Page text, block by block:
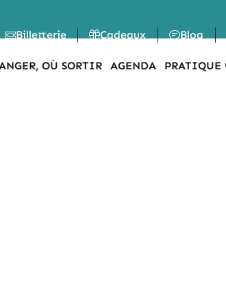
Billetterie
Cadeaux Blog
OÙ SORTIR AGENDA PRATIQUE